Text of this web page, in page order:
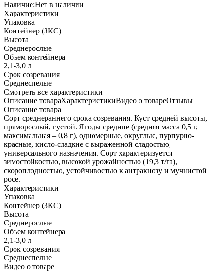
Наличие:Нет в наличии
Характеристики
Упаковка
Контейнер (ЗКС)
Высота
Среднерослые
Объем контейнера
2,1-3,0 л
Срок созревания
Среднеспелые
Cмотреть все характеристики
Описание товараХарактеристикиВидео о товареОтзывы
Описание товара
Сорт среднераннего срока созревания. Куст средней высоты,
пряморослый, густой. Ягоды средние (средняя масса 0,5 г,
максимальная – 0,8 г), одномерные, округлые, пурпурно-
красные, кисло-сладкие с выраженной сладостью,
универсального назначения. Сорт характеризуется
зимостойкостью, высокой урожайностью (19,3 т/га),
скороплодностью, устойчивостью к антракнозу и мучнистой
росе.
Характеристики
Упаковка
Контейнер (ЗКС)
Высота
Среднерослые
Объем контейнера
2,1-3,0 л
Срок созревания
Среднеспелые
Видео о товаре